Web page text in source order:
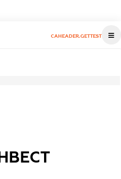
CAHEADER.GETTEST